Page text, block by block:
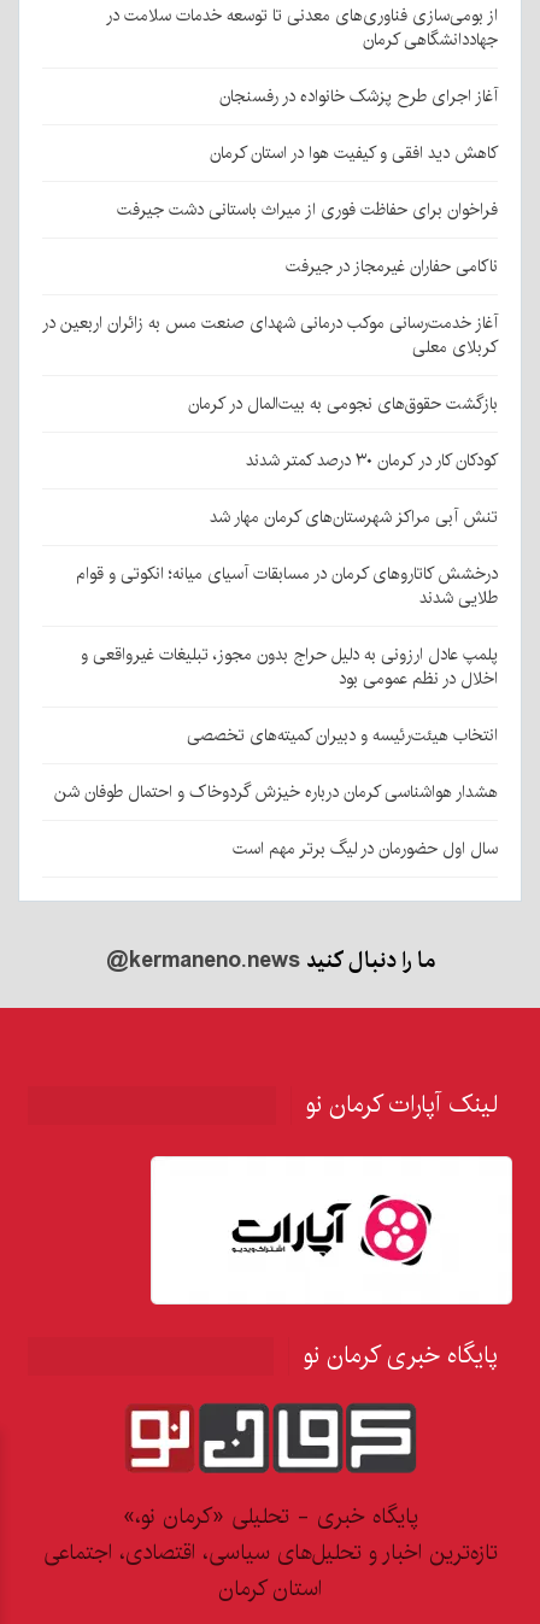
از بومی‌سازی فناوری‌های معدنی تا توسعه خدمات سلامت در
جهاددانشگاهی کرمان
آغاز اجرای طرح پزشک خانواده در رفسنجان
کاهش دید افقی و کیفیت هوا در استان کرمان
فراخوان برای حفاظت فوری از میراث باستانی دشت جیرفت
ناکامی حفاران غیرمجاز در جیرفت
آغاز خدمت‌رسانی موکب درمانی شهدای صنعت مس به زائران اربعین در
کربلای معلی
بازگشت حقوق‌های نجومی به بیت‌المال در کرمان
کودکان کار در کرمان ۳۰ درصد کمتر شدند
تنش آبی مراکز شهرستان‌های کرمان مهار شد
درخشش کاتاروهای کرمان در مسابقات آسیای میانه؛ انکوتی و قوام
طلایی شدند
پلمپ عادل ارزونی به دليل حراج بدون مجوز، تبليغات غیرواقعی و
اخلال در نظم عمومی بود
انتخاب هیئت‌رئیسه و دبیران کمیته‌های تخصصی
هشدار هواشناسی کرمان درباره خیزش گردوخاک و احتمال طوفان شن
سال اول حضورمان در لیگ برتر مهم است
ما را دنبال کنید@kermaneno.news
لینک آپارات کرمان نو
پایگاه خبری کرمان نو
پایگاه خبری - تحلیلی «کرمان نو،»
تازه‌ترین اخبار و تحلیل‌های سیاسی، اقتصادی، اجتماعی
استان کرمان